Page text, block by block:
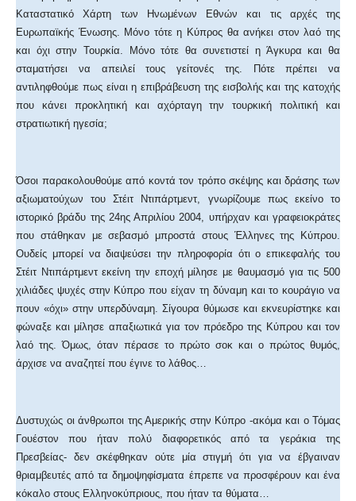
Καταστατικό Χάρτη των Ηνωμένων Εθνών και τις αρχές της
Ευρωπαϊκής Ένωσης. Μόνο τότε η Κύπρος θα ανήκει στον λαό της
και όχι στην Τουρκία. Μόνο τότε θα συνετιστεί η Άγκυρα και θα
σταματήσει να απειλεί τους γείτονές της. Πότε πρέπει να
αντιληφθούμε πως είναι η επιβράβευση της εισβολής και της κατοχής
που κάνει προκλητική και αχόρταγη την τουρκική πολιτική και
στρατιωτική ηγεσία;
Όσοι παρακολουθούμε από κοντά τον τρόπο σκέψης και δράσης των
αξιωματούχων του Στέιτ Ντιπάρτμεντ, γνωρίζουμε πως εκείνο το
ιστορικό βράδυ της 24ης Απριλίου 2004, υπήρχαν και γραφειοκράτες
που στάθηκαν με σεβασμό μπροστά στους Έλληνες της Κύπρου.
Ουδείς μπορεί να διαψεύσει την πληροφορία ότι ο επικεφαλής του
Στέιτ Ντιπάρτμεντ εκείνη την εποχή μίλησε με θαυμασμό για τις 500
χιλιάδες ψυχές στην Κύπρο που είχαν τη δύναμη και το κουράγιο να
πουν «όχι» στην υπερδύναμη. Σίγουρα θύμωσε και εκνευρίστηκε και
φώναξε και μίλησε απαξιωτικά για τον πρόεδρο της Κύπρου και τον
λαό της. Όμως, όταν πέρασε το πρώτο σοκ και ο πρώτος θυμός,
άρχισε να αναζητεί που έγινε το λάθος…
Δυστυχώς οι άνθρωποι της Αμερικής στην Κύπρο -ακόμα και ο Τόμας
Γουέστον που ήταν πολύ διαφορετικός από τα γεράκια της
Πρεσβείας- δεν σκέφθηκαν ούτε μία στιγμή ότι για να έβγαιναν
θριαμβευτές από τα δημοψηφίσματα έπρεπε να προσφέρουν και ένα
κόκαλο στους Ελληνοκύπριους, που ήταν τα θύματα…